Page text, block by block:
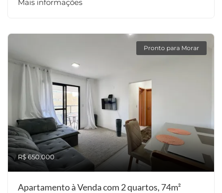
Mais informações
Pronto para Morar
R$ 650.000
Apartamento à Venda com 2 quartos, 74m²